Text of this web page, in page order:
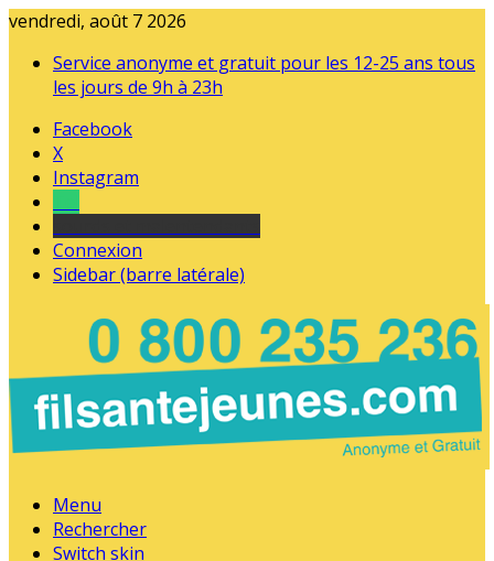
vendredi, août 7 2026
Service anonyme et gratuit pour les 12-25 ans tous
les jours de 9h à 23h
Facebook
X
Instagram
Connexion
Sidebar (barre latérale)
Menu
Rechercher
Switch skin